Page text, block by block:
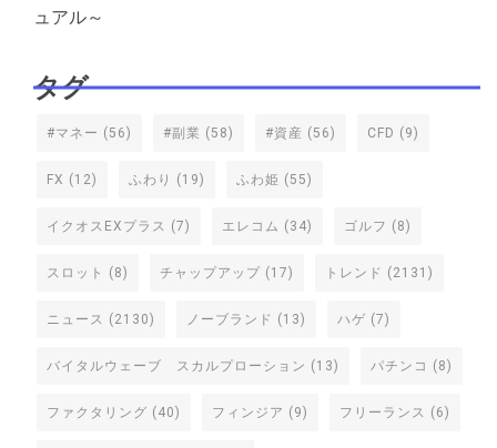
ュアル～
タグ
#マネー (56) #副業 (58) #資産 (56) CFD (9)
FX (12) ふわり (19) ふわ姫 (55)
イクオスEXプラス (7) エレコム (34) ゴルフ (8)
スロット (8) チャップアップ (17) トレンド (2131)
ニュース (2130) ノーブランド (13) ハゲ (7)
バイタルウェーブ スカルプローション (13) パチンコ (8)
ファクタリング (40) フィンジア (9) フリーランス (6)